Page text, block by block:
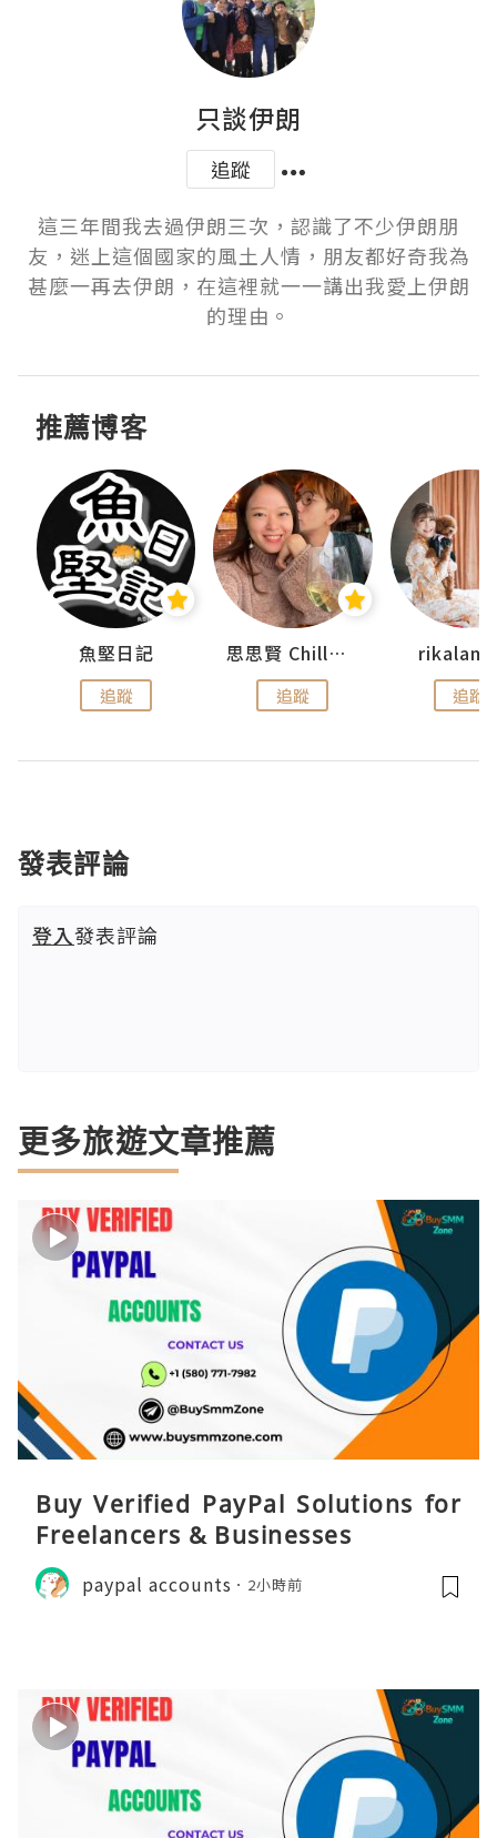
只談伊朗
追蹤
這三年間我去過伊朗三次，認識了不少伊朗朋
友，迷上這個國家的風土人情，朋友都好奇我為
甚麼一再去伊朗，在這裡就一一講出我愛上伊朗
的理由。
推薦博客
魚堅日記
追蹤
思思賢 ChillMyBabe
追蹤 追蹤
發表評論
登入發表評論
更多旅遊文章推薦
Buy Verified PayPal Solutions for
Freelancers & Businesses
paypal accounts 2小時前